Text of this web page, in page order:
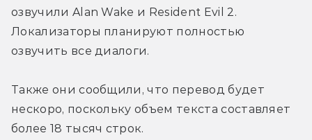
озвучили Alan Wake и Resident Evil 2.
Локализаторы планируют полностью
озвучить все диалоги.
Также они сообщили, что перевод будет
нескоро, поскольку объем текста составляет
более 18 тысяч строк.